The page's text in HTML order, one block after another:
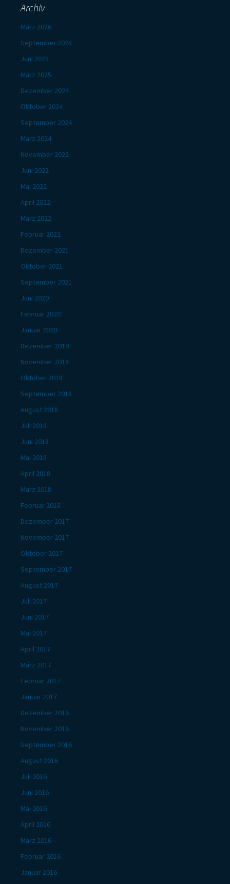
Archiv
März 2026
September 2025
Juni 2025
März 2025
Dezember 2024
Oktober 2024
September 2024
März 2024
November 2022
Juni 2022
Mai 2022
April 2022
März 2022
Februar 2022
Dezember 2021
Oktober 2021
September 2021
Juni 2020
Februar 2020
Januar 2020
Dezember 2019
November 2018
Oktober 2018
September 2018
August 2018
Juli 2018
Juni 2018
Mai 2018
April 2018
März 2018
Februar 2018
Dezember 2017
November 2017
Oktober 2017
September 2017
August 2017
Juli 2017
Juni 2017
Mai 2017
April 2017
März 2017
Februar 2017
Januar 2017
Dezember 2016
November 2016
September 2016
August 2016
Juli 2016
Juni 2016
Mai 2016
April 2016
März 2016
Februar 2016
Januar 2016